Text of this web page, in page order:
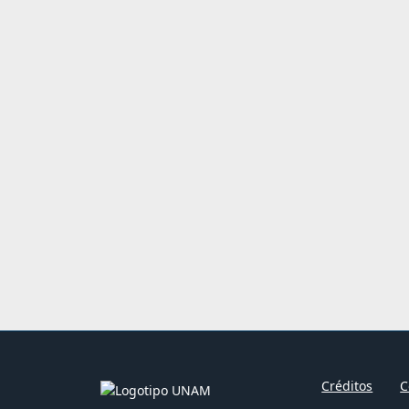
Créditos